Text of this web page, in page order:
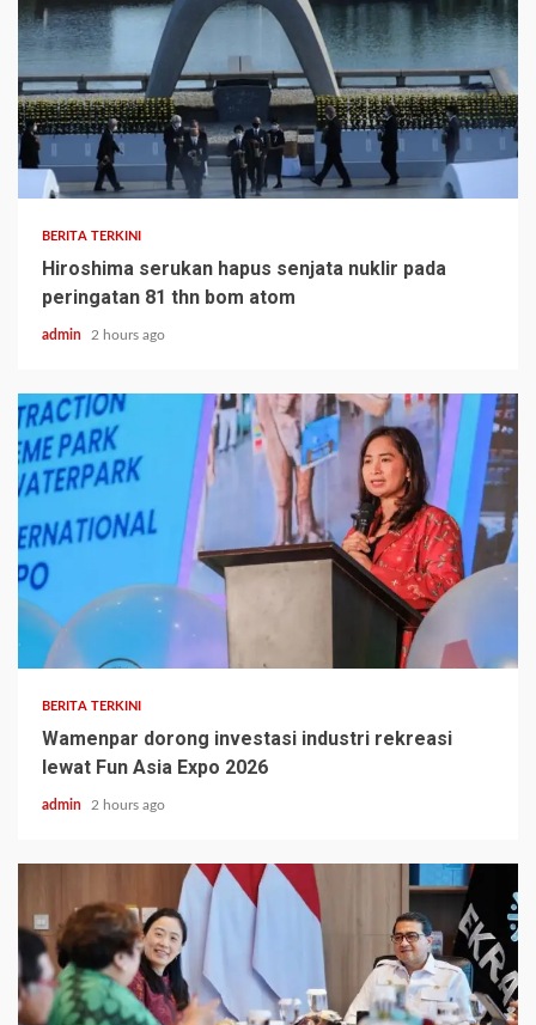
BERITA TERKINI
Hiroshima serukan hapus senjata nuklir pada
peringatan 81 thn bom atom
admin 2 hours ago
BERITA TERKINI
Wamenpar dorong investasi industri rekreasi
lewat Fun Asia Expo 2026
admin 2 hours ago